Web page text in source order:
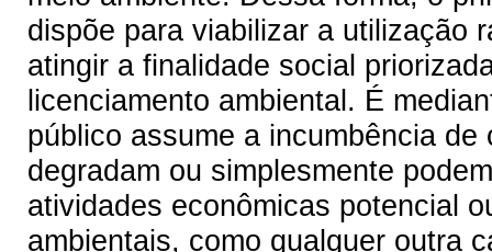
dispõe para viabilizar a utilização
atingir a finalidade social
licenciamento ambiental. É
público assume a incumbência
degradam ou simplesmente
atividades econômicas potencial
ambientais, como qualquer outra